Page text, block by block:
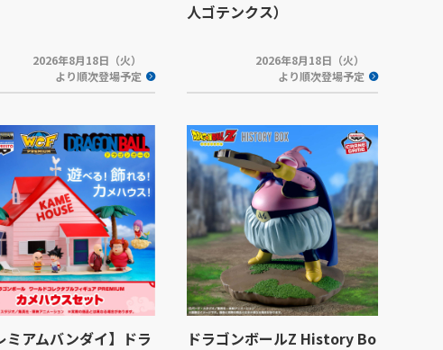
2026年8月18日（火）
より順次登場予定
人ゴテンクス）
2026年8月18日（火）
より順次登場予定
ミアムバンダイ】ドラ
ドラゴンボールZ History Bo